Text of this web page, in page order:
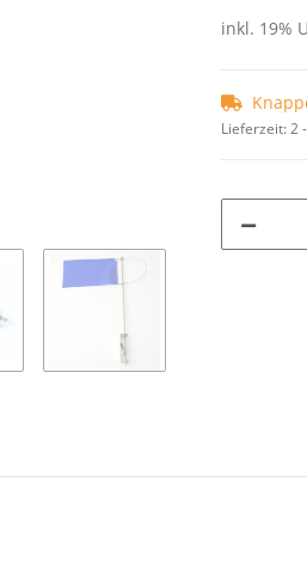
inkl. 19%
Lieferzeit:2